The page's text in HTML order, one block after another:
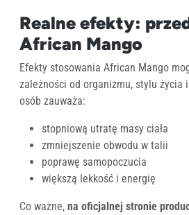
Realne efekty:
African Mango
Efekty stosowania African Mango
zależności od organizmu, stylu życia
osób zauważa:
stopniową utratę masy ciała
zmniejszenie obwodu w talii
poprawę samopoczucia
większą lekkość i energię
Co ważne, na oficjalnej stronie